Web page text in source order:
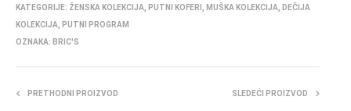
KATEGORIJE: ŽENSKA KOLEKCIJA PUTNI KOFERI MUŠKA KOLEKCIJA
DEČIJA
KOLEKCIJA
PUTNI PROGRAM
OZNAKA: BRIC'S
PRETHODNI PROIZVOD SLEDEĆI PROIZVOD